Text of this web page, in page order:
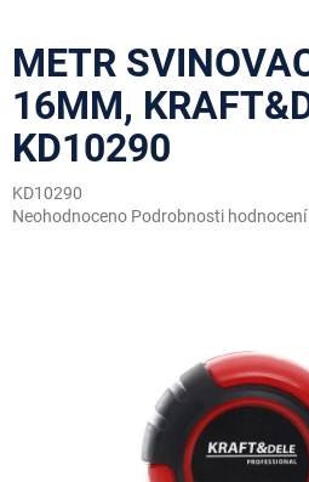
METR
16MM,
KD10290
KD10290
Průměrné
Neohodnoceno Podrobnosti hodnocení